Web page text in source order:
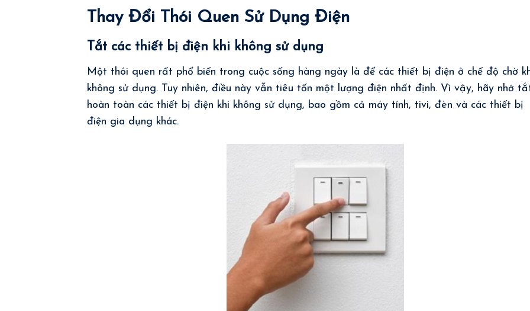
Thay Đổi Thói Quen Sử Dụng Điện
Tắt các thiết bị điện khi không sử dụng
Một thói quen rất phổ biến trong cuộc sống hàng ngày là để các thiết bị điện ở chế độ chờ
không sử dụng. Tuy nhiên, điều này vẫn tiêu tốn một lượng điện nhất định. Vì vậy, hãy nhớ
hoàn toàn các thiết bị điện khi không sử dụng, bao gồm cả máy tính, tivi, đèn và các thiết bị
điện gia dụng khác.